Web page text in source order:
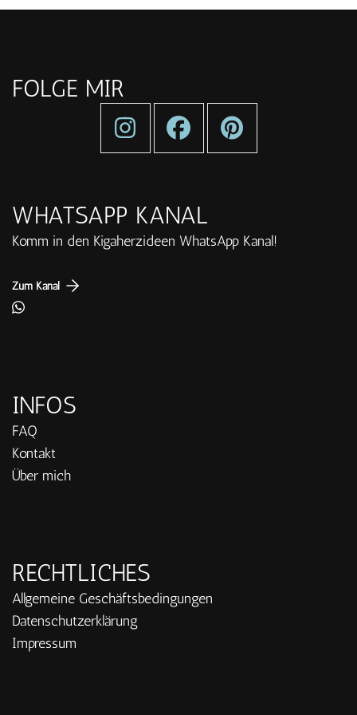
FOLGE MIR
WHATSAPP KANAL
Komm in den Kigaherzideen WhatsApp Kanal!
Zum Kanal
INFOS
FAQ
Kontakt
Über mich
RECHTLICHES
Allgemeine Geschäftsbedingungen
Datenschutzerklärung
Impressum